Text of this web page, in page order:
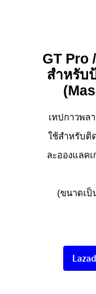
GT Pro
สำหรับ
เทปกาวพล
ใช้สำหรับติ
ละอองแลค
(ขนาดเป็